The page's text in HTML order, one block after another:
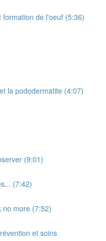
de l'oeuf (5:36)
la pododermatite (4:07)
(9:01)
(7:42)
no more (7:52)
et soins